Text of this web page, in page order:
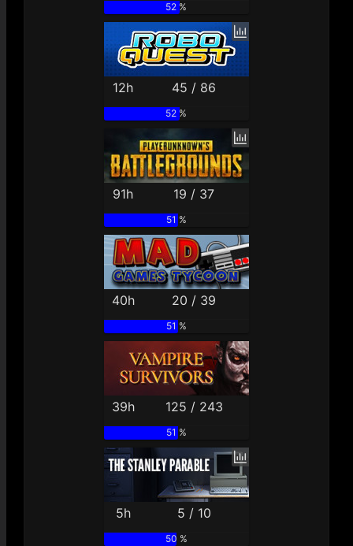
52 %
12h 45 / 86
52 %
91h 19 / 37
51 %
40h 20 / 39
51 %
39h 125 / 243
51 %
5h 5 / 10
50 %